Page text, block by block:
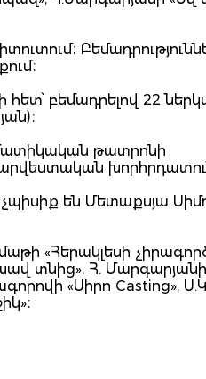
բեմադրելով 22
թատրոնի
են Մետաքսյա
«Հերակլեսի
տնից», Հ.
«Սիրո Casting»,